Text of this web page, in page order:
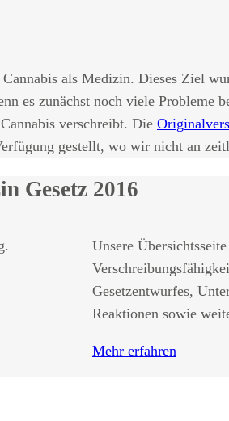
als Medizin. Dieses Ziel
es zunächst noch viele Probleme
verschreibt. Die
gestellt, wo wir nicht an
Gesetz 2016
Unsere
Gesetzentwurfes,
Reaktionen sowie
Mehr erfahren